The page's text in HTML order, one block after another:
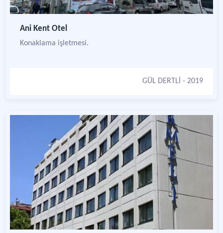
Ani Kent Otel
Konaklama işletmesi.
GÜL DERTLİ - 2019